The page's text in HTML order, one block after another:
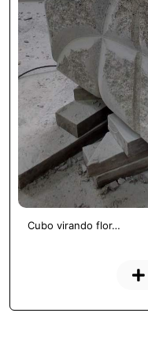
Cubo virando flor…